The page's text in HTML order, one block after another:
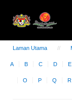
Laman Utama
A B C D E
O P Q R